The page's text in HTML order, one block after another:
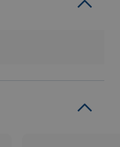
priamo cez